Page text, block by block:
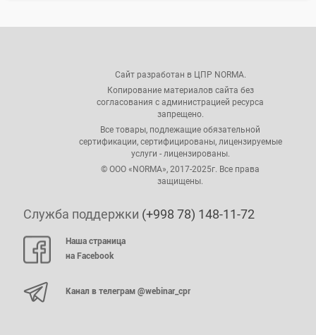
Сайт разработан в ЦПР NORMA.
Копирование материалов сайта без
согласования с администрацией ресурса
запрещено.
Все товары, подлежащие обязательной
сертификации, сертифицированы, лицензируемые
услуги - лицензированы.
© ООО «NORMA», 2017-2025г. Все права
защищены.
Служба поддержки (+998 78) 148-11-72
Наша страница
на Facebook
Канал в телеграм @webinar_cpr